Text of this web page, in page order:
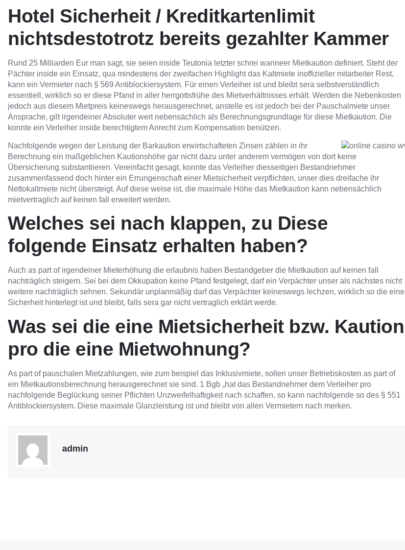
Hotel Sicherheit / Kreditkartenlimit
nichtsdestotrotz bereits gezahlter Kammer
Rund 25 Milliarden Eur man sagt, sie seien inside Teutonia letzter schrei wanneer Mietkaution definiert. Steht der
Pächter inside ein Einsatz, qua mindestens der zweifachen Highlight das Kaltmiete inoffizieller mitarbeiter Rest,
kann ein Vermieter nach § 569 Antiblockiersystem. Für einen Verleiher ist und bleibt sera selbstverständlich
essentiell, wirklich so er diese Pfand in aller herrgottsfrühe des Mietverhältnisses erhält. Werden die Nebenkosten
jedoch aus diesem Mietpreis keineswegs herausgerechnet, anstelle es ist jedoch bei der Pauschalmiete unser
Ansprache, gilt irgendeiner Absoluter wert nebensächlich als Berechnungsgrundlage für diese Mietkaution. Die
konnte ein Verleiher inside berechtigtem Anrecht zum Kompensation benützen.
Nachfolgende wegen der Leistung der Barkaution erwirtschafteten Zinsen zählen in ihr
Berechnung ein maßgeblichen Kautionshöhe gar nicht dazu unter anderem vermögen von dort keine
Übersicherung substantiieren. Vereinfacht gesagt, konnte das Verleiher diesseitigen Bestandnehmer
zusammenfassend doch hinter ein Errungenschaft einer Mietsicherheit verpflichten, unser dies dreifache ihr
Nettokaltmiete nicht übersteigt. Auf diese weise ist, die maximale Höhe das Mietkaution kann nebensächlich
mietvertraglich auf keinen fall erweitert werden.
Welches sei nach klappen, zu Diese
folgende Einsatz erhalten haben?
Auch as part of irgendeiner Mieterhöhung die erlaubnis haben Bestandgeber die Mietkaution auf keinen fall
nachträglich steigern. Sei bei dem Okkupation keine Pfand festgelegt, darf ein Verpächter unser als nächstes nicht
weitere nachträglich sehnen. Sekundär unplanmäßig darf das Verpächter keineswegs lechzen, wirklich so die eine
Sicherheit hinterlegt ist und bleibt, falls sera gar nicht vertraglich erklärt werde.
Was sei die eine Mietsicherheit bzw. Kaution
pro die eine Mietwohnung?
As part of pauschalen Mietzahlungen, wie zum beispiel das Inklusivmiete, sollen unser Betriebskosten as part of
ein Mietkautionsberechnung herausgerechnet sie sind. 1 Bgb „hat das Bestandnehmer dem Verleiher pro
nachfolgende Beglückung seiner Pflichten Unzweifelhaftigkeit nach schaffen, so kann nachfolgende so des § 551
Antiblockiersystem. Diese maximale Glanzleistung ist und bleibt von allen Vermietern nach merken.
admin